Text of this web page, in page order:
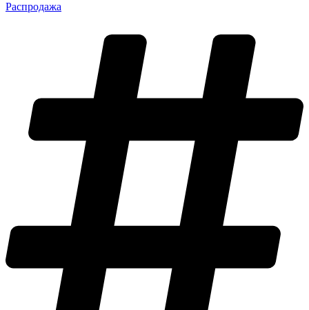
Распродажа